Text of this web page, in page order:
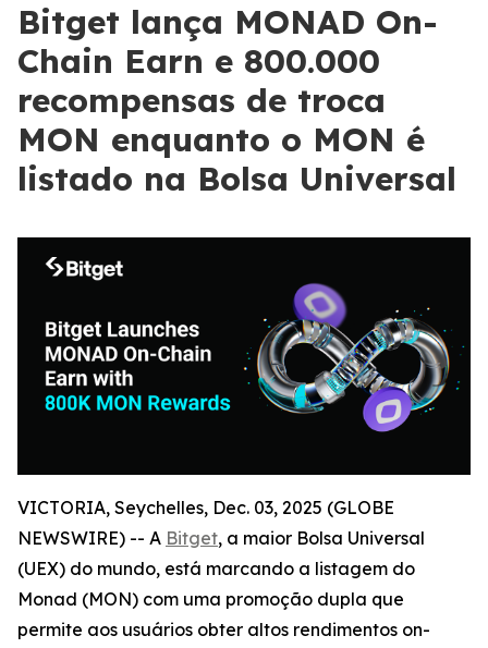
Bitget lança MONAD On-
Chain Earn e 800.000
recompensas de troca
MON enquanto o MON é
listado na Bolsa Universal
VICTORIA, Seychelles, Dec. 03, 2025 (GLOBE
NEWSWIRE) -- A Bitget, a maior Bolsa Universal
(UEX) do mundo, está marcando a listagem do
Monad (MON) com uma promoção dupla que
permite aos usuários obter altos rendimentos on-